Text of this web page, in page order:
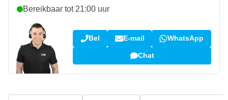
Bereikbaar tot 21:00 uur
Bel E-mail WhatsApp
Chat